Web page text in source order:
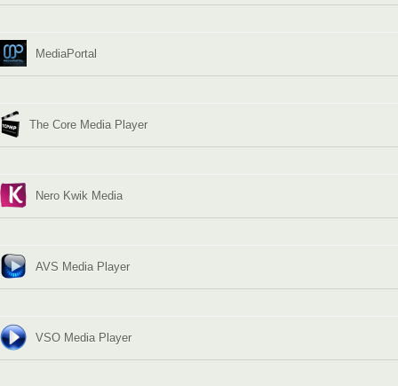
MediaPortal
The Core Media Player
Nero Kwik Media
AVS Media Player
VSO Media Player